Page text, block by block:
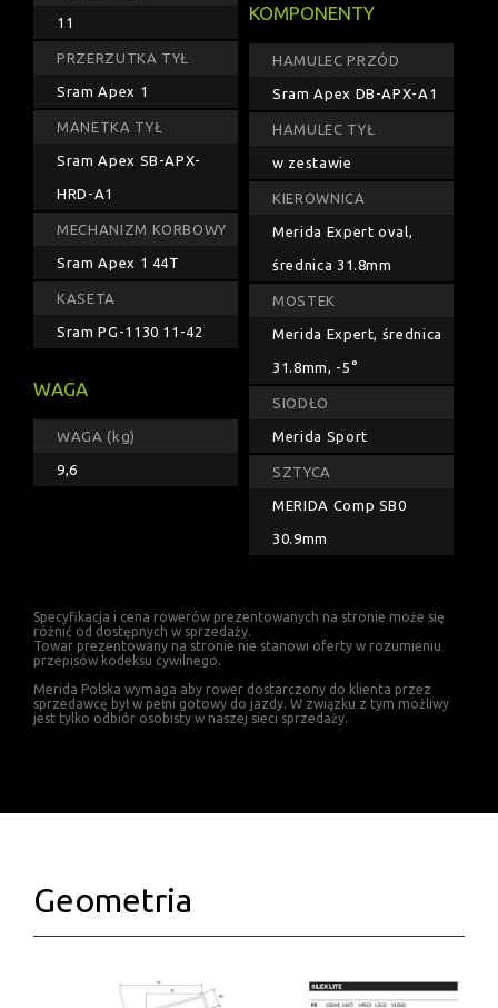
11
PRZERZUTKA TYŁ
Sram Apex 1
MANETKA TYŁ
Sram Apex SB-APX-
HRD-A1
MECHANIZM KORBOWY
Sram Apex 1 44T
KASETA
Sram PG-1130 11-42
WAGA
WAGA (kg)
9,6
KOMPONENTY
HAMULEC PRZÓD
Sram Apex DB-APX-A1
HAMULEC TYŁ
w zestawie
KIEROWNICA
Merida Expert oval,
średnica 31.8mm
MOSTEK
Merida Expert, średnica
31.8mm, -5°
SIODŁO
Merida Sport
SZTYCA
MERIDA Comp SB0
30.9mm
Specyfikacja i cena rowerów prezentowanych na stronie może się
różnić od dostępnych w sprzedaży.
Towar prezentowany na stronie nie stanowi oferty w rozumieniu
przepisów kodeksu cywilnego.
Merida Polska wymaga aby rower dostarczony do klienta przez
sprzedawcę był w pełni gotowy do jazdy. W związku z tym możliwy
jest tylko odbiór osobisty w naszej sieci sprzedaży.
Geometria